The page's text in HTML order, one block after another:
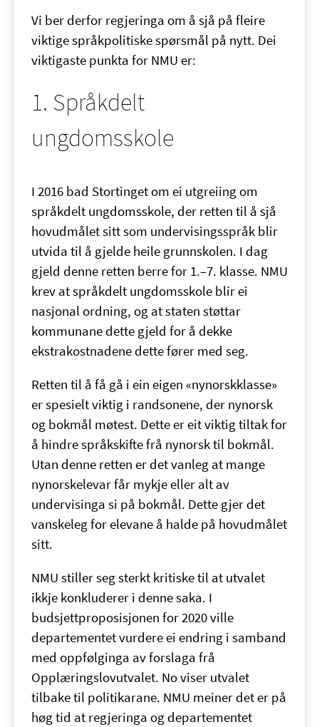
Vi ber derfor regjeringa om å sjå på fleire
viktige språkpolitiske spørsmål på nytt. Dei
viktigaste punkta for NMU er:
1. Språkdelt
ungdomsskole
I 2016 bad Stortinget om ei utgreiing om
språkdelt ungdomsskole, der retten til å sjå
hovudmålet sitt som undervisingsspråk blir
utvida til å gjelde heile grunnskolen. I dag
gjeld denne retten berre for 1.–7. klasse. NMU
krev at språkdelt ungdomsskole blir ei
nasjonal ordning, og at staten støttar
kommunane dette gjeld for å dekke
ekstrakostnadene dette fører med seg.
Retten til å få gå i ein eigen «nynorskklasse»
er spesielt viktig i randsonene, der nynorsk
og bokmål møtest. Dette er eit viktig tiltak for
å hindre språkskifte frå nynorsk til bokmål.
Utan denne retten er det vanleg at mange
nynorskelevar får mykje eller alt av
undervisinga si på bokmål. Dette gjer det
vanskeleg for elevane å halde på hovudmålet
sitt.
NMU stiller seg sterkt kritiske til at utvalet
ikkje konkluderer i denne saka. I
budsjettproposisjonen for 2020 ville
departementet vurdere ei endring i samband
med oppfølginga av forslaga frå
Opplæringslovutvalet. No viser utvalet
tilbake til politikarane. NMU meiner det er på
høg tid at regjeringa og departementet